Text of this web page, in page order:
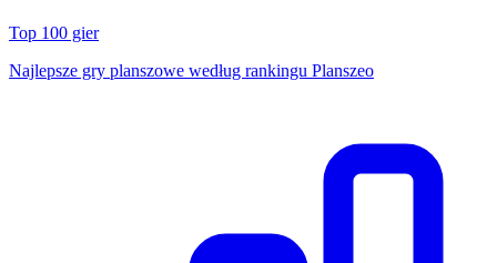
Top 100 gier
Najlepsze gry planszowe według rankingu Planszeo